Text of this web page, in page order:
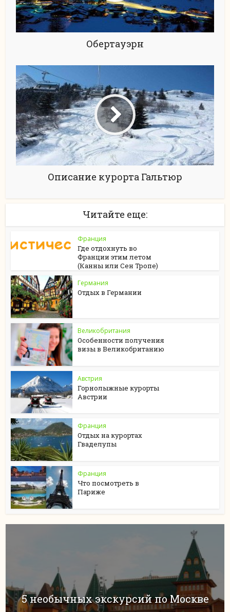
Обертауэрн
Описание курорта Гальтюр
Читайте еще:
Франция
Где отдохнуть во
Франции этим летом
(Канны или Сен Тропе)
Германия
Отдых в Германии
Великобритания
Особенности получения
визы в Великобританию
Австрия
Горнолыжные курорты
Австрии
Франция
Отдых на курортах
Гваделупы
Франция
Что посмотреть в
Париже
5 необычных экскурсий по Москве